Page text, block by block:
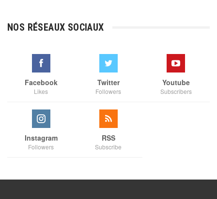
à
NOS RÉSEAUX SOCIAUX
Facebook
Likes
Twitter
Followers
Youtube
Subscribers
Instagram
Followers
RSS
Subscribe